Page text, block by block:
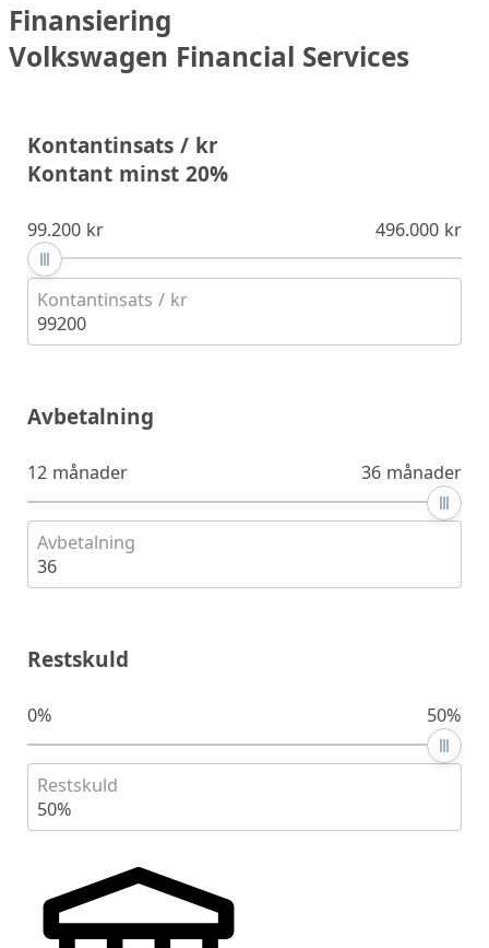
Finansiering
Volkswagen Financial Services
Kontantinsats / kr
Kontant minst 20%
99.200 kr 496.000 kr
Kontantinsats / kr
99200
Avbetalning
12 månader 36 månader
Avbetalning
36
Restskuld
0% 50%
Restskuld
50%